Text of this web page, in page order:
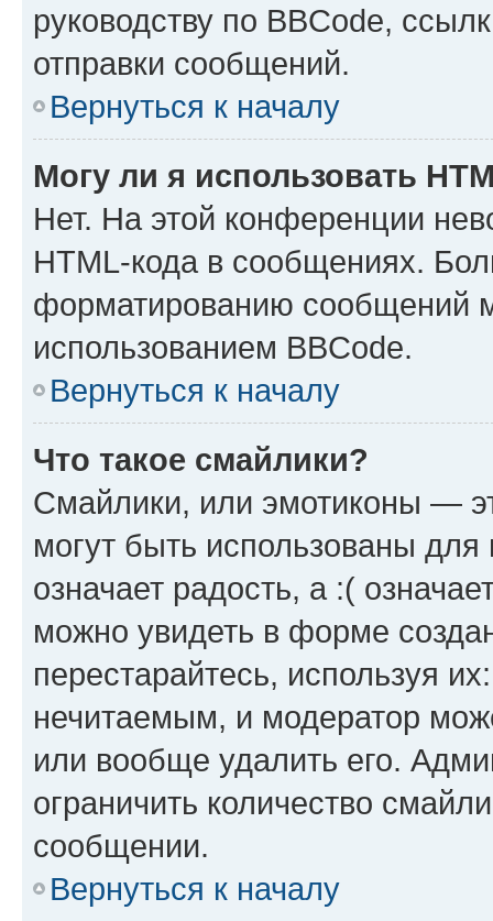
руководству по BBCode,
отправки сообщений.
Вернуться к началу
Могу ли я использовать
Нет. На этой конференции
HTML-кода в сообщениях.
форматированию сообщений
использованием BBCode.
Вернуться к началу
Что такое смайлики?
Смайлики, или эмотиконы —
могут быть использованы
означает радость, а :(
можно увидеть в форме
перестарайтесь, используя
нечитаемым, и модератор
или вообще удалить его.
ограничить количество
сообщении.
Вернуться к началу